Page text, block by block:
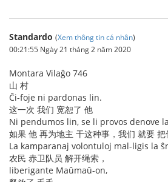
Standardo (Xem thông tin cá nhân)
00:21:55 Ngày 21 tháng 2 năm 2020
Montara Vilaĝo 746
山 村
Ĉi-foje ni pardonas lin.
这一次 我们 宽恕了 他
Ni pendumos lin, se li provos denove
如果 他 再为地主 干这种事，我们 就要 把
La kamparanaj volontuloj mal-ligis la
农民 赤卫队员 解开绳索，
liberigante Maŭmaŭ-on,